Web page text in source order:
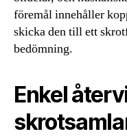
föremål innehåller
skicka den till ett
bedömning.
Enkel